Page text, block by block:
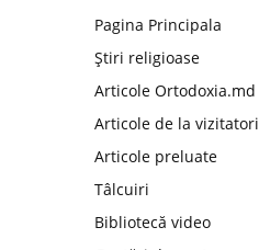
Pagina Principala
Știri religioase
Articole Ortodoxia.md
Articole de la vizitatori
Articole preluate
Tâlcuiri
Bibliotecă video